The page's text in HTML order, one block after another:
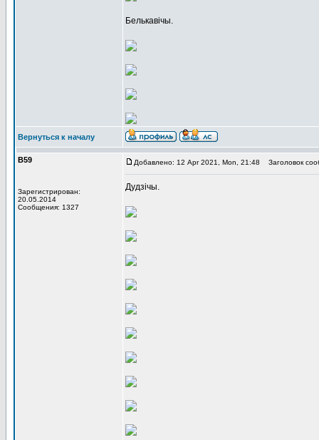
Белькавічы.
Вернуться к началу
В59
Зарегистрирован:
20.05.2014
Сообщения: 1327
Добавлено: 12 Apr 2021, Mon, 21:48 Заголовок
Дудзічы.